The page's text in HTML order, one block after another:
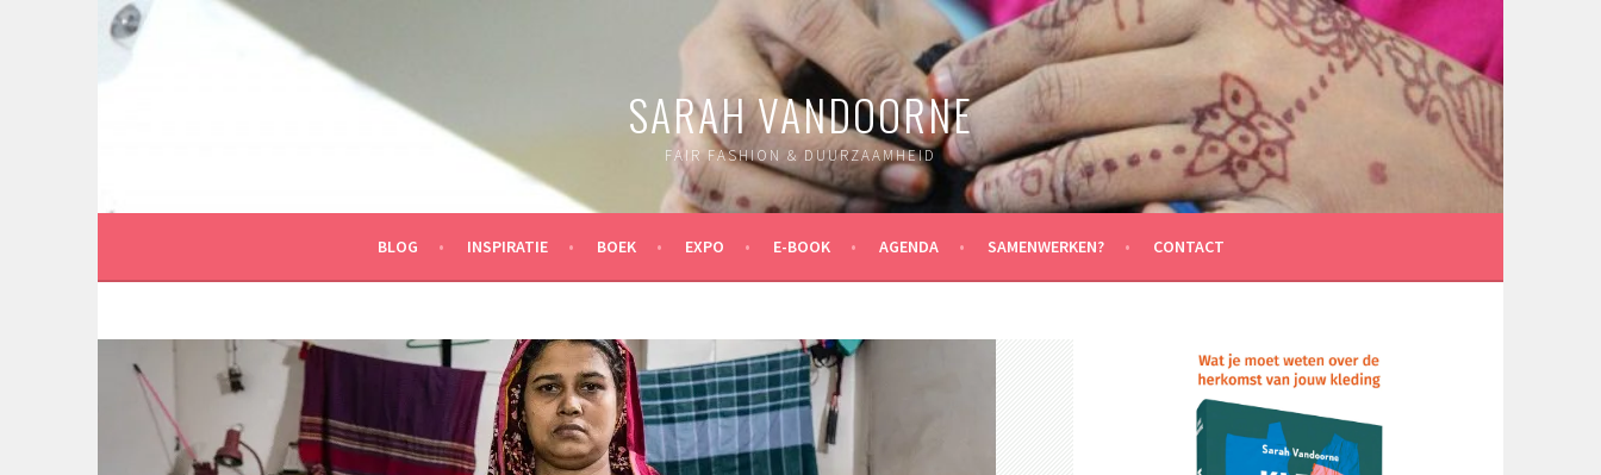
Spring
naar
SARAH VANDOORNE
FAIR FASHION & DUURZAAMHEID
BLOG INSPIRATIE BOEK EXPO E-BOOK AGENDA SAMENWERKEN? CONTACT